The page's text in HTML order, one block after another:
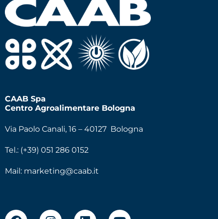
CAAB Spa
Centro Agroalimentare Bologna
Via Paolo Canali, 16 – 40127 Bologna
Tel.: (+39) 051 286 0152
Mail: marketing@caab.it